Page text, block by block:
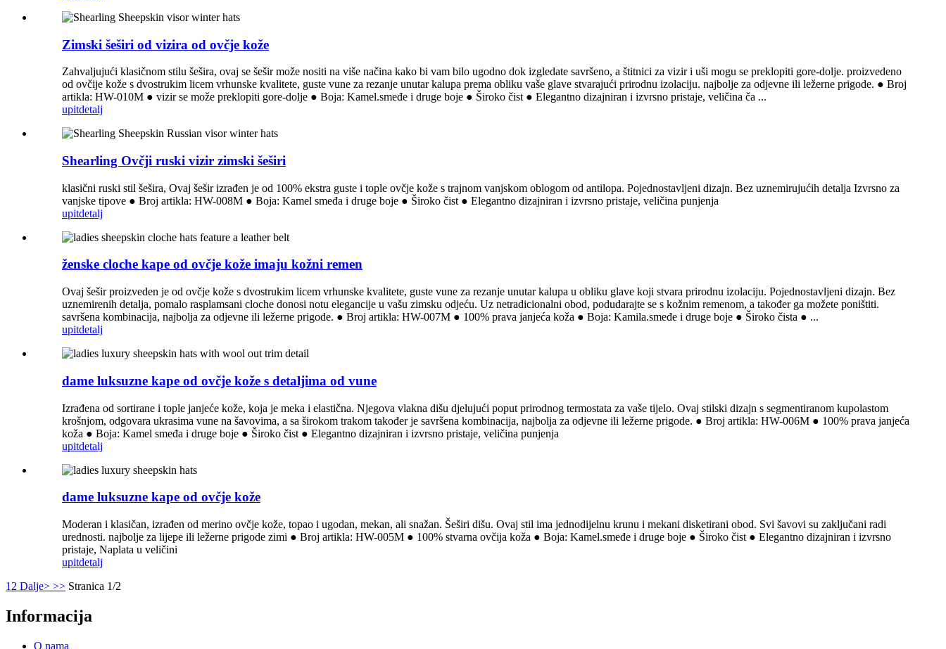
Zimski šeširi od vizira od ovčje kože
Zahvaljujući klasičnom stilu šešira, ovaj se šešir može nositi na više načina kako bi vam bilo ugodno dok izgledate savršeno, a štitnici za vizir i uši mogu se preklopiti gore-dolje. proizvedeno
od ovčije kože s dvostrukim licem vrhunske kvalitete, guste vune za rezanje unutar kalupa prema obliku vaše glave stvarajući prirodnu izolaciju. najbolje za odjevne ili ležerne prigode. ● Broj
artikla: HW-010M ● vizir se može preklopiti gore-dolje ● Boja: Kamel.smeđe i druge boje ● Široko čist ● Elegantno dizajniran i izvrsno pristaje, veličina ča ...
upitdetalj
Shearling Ovčji ruski vizir zimski šeširi
klasični ruski stil šešira, Ovaj šešir izrađen je od 100% ekstra guste i tople ovčje kože s trajnom vanjskom oblogom od antilopa. Pojednostavljeni dizajn. Bez uznemirujućih detalja Izvrsno za
vanjske tipove ● Broj artikla: HW-008M ● Boja: Kamel smeđa i druge boje ● Široko čist ● Elegantno dizajniran i izvrsno pristaje, veličina punjenja
upitdetalj
ženske cloche kape od ovčje kože imaju kožni remen
Ovaj šešir proizveden je od ovčje kože s dvostrukim licem vrhunske kvalitete, guste vune za rezanje unutar kalupa u obliku glave koji stvara prirodnu izolaciju. Pojednostavljeni dizajn. Bez
uznemirenih detalja, pomalo rasplamsani cloche donosi notu elegancije u vašu zimsku odjeću. Uz netradicionalni obod, podudarajte se s kožnim remenom, a također ga možete poništiti.
savršena kombinacija, najbolja za odjevne ili ležerne prigode. ● Broj artikla: HW-007M ● 100% prava janjeća koža ● Boja: Kamila.smeđe i druge boje ● Široko čista ● ...
upitdetalj
dame luksuzne kape od ovčje kože s detaljima od vune
Izrađena od sortirane i tople janjeće kože, koja je meka i elastična. Njegova vlakna dišu djelujući poput prirodnog termostata za vaše tijelo. Ovaj stilski dizajn s segmentiranom kupolastom
krošnjom, odgovara ukrasima vune na šavovima, a sa širokom trakom također je savršena kombinacija, najbolja za odjevne ili ležerne prigode. ● Broj artikla: HW-006M ● 100% prava janjeća
koža ● Boja: Kamel smeđa i druge boje ● Široko čist ● Elegantno dizajniran i izvrsno pristaje, veličina punjenja
upitdetalj
dame luksuzne kape od ovčje kože
Moderan i klasičan, izrađen od merino ovčje kože, topao i ugodan, mekan, ali snažan. Šeširi dišu. Ovaj stil ima jednodijelnu krunu i mekani disketirani obod. Svi šavovi su zaključani radi
urednosti. najbolje za lijepe ili ležerne prigode zimi ● Broj artikla: HW-005M ● 100% stvarna ovčija koža ● Boja: Kamel.smeđe i druge boje ● Široko čist ● Elegantno dizajniran i izvrsno
pristaje, Naplata u veličini
upitdetalj
1 2 Dalje> >> Stranica 1/2
Informacija
O nama